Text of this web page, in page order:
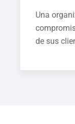
Una
de sus